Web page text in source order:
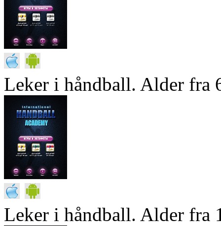
Leker i håndball. Alder fra
Leker i håndball. Alder fra